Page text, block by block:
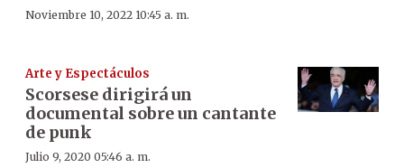
Noviembre 10, 2022 10:45 a. m.
Arte y Espectáculos
Scorsese dirigirá un
documental sobre un cantante
de punk
Julio 9, 2020 05:46 a. m.